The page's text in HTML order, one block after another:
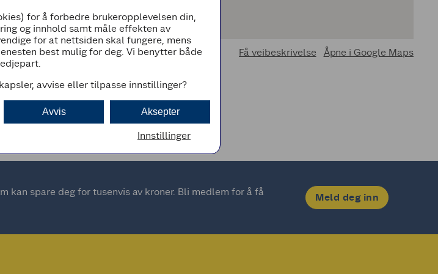
Få veibeskrivelse Åpne i Google Maps
kan spare deg for tusenvis av kroner. Bli medlem for å få
Meld deg inn
for å forbedre brukeropplevelsen din,
og innhold samt måle effekten av
for at nettsiden skal fungere, mens
best mulig for deg. Vi benytter både
avvise eller tilpasse innstillinger?
Aksepter
Avvis
Innstillinger